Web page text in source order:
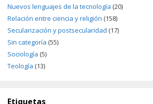
Nuevos lenguajes de la tecnología (20)
Relación entre ciencia y religión (158)
Secularización y postsecularidad (17)
Sin categoría (55)
Sociología (5)
Teología (13)
Etiquetas